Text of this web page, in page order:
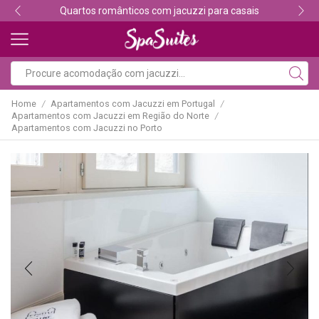
Descubra os melhores alojamentos com jacuzzi
Home / Apartamentos com Jacuzzi em Portugal /
Apartamentos com Jacuzzi em Região do Norte /
Apartamentos com Jacuzzi no Porto